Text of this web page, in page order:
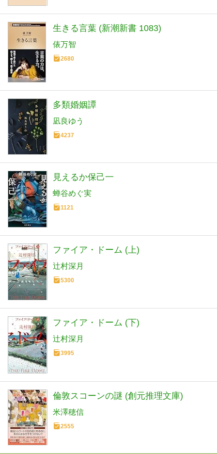
生きる言葉 (新潮新書 1083)
俵万智
2680
多類婚姻譚
凪良ゆう
4237
見えるか保己一
蝉谷めぐ実
1121
ファイア・ドーム (上)
辻村深月
5300
ファイア・ドーム (下)
辻村深月
3995
倫敦スコーンの謎 (創元推理文庫)
米澤穂信
2555